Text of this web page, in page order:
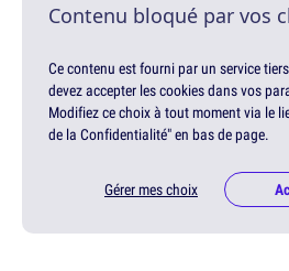
Contenu bloqué par vos
Ce contenu est fourni par un service
devez accepter les cookies dans vos
Modifiez ce choix à tout moment via le
de la Confidentialité" en bas de page.
Gérer mes choix